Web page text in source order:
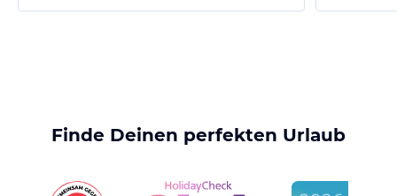
Finde Deinen perfekten Urlaub